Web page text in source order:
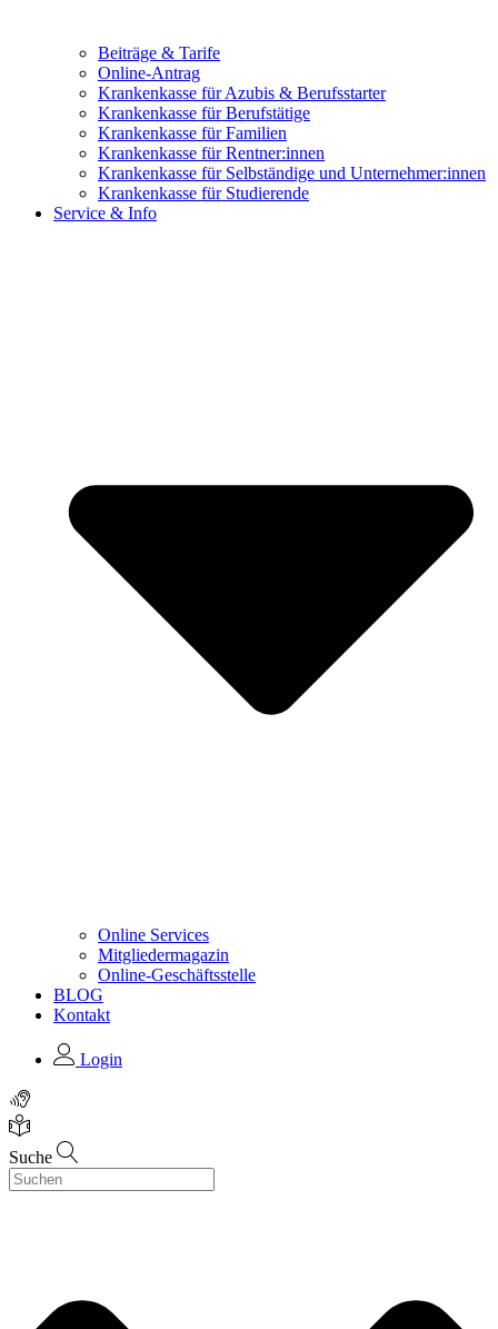
Beiträge & Tarife
Online-Antrag
Krankenkasse für Azubis & Berufsstarter
Krankenkasse für Berufstätige
Krankenkasse für Familien
Krankenkasse für Rentner:innen
Krankenkasse für Selbständige und Unternehmer:innen
Krankenkasse für Studierende
Service & Info
Online Services
Mitgliedermagazin
Online-Geschäftsstelle
BLOG
Kontakt
Login
Suche